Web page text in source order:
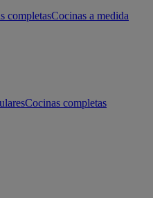
completasCocinas a medida
Cocinas completas